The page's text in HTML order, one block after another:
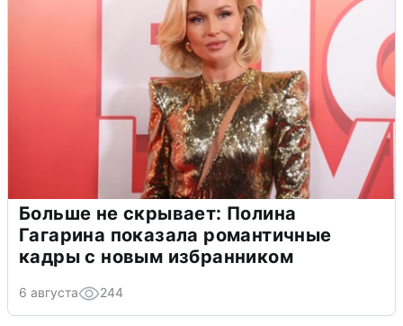
Больше не скрывает: Полина
Гагарина показала романтичные
кадры с новым избранником
6 августа 244